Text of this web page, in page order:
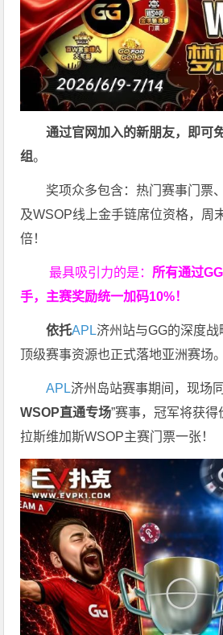
通过官网加入的新朋友，即可
组。
奖项众多包含：热门赛事门票
及WSOP线上金手链席位资格， 周
倍！
最具吸引力的是：所有通过GG
手，主赛奖励统一加码10%！
依托APL济州站与GG的深度
顶级赛事资源也正式落地亚洲赛场。
APL济州岛站赛事期间，现场
WSOP直通专场”赛事，冠军将获
拉斯维加斯WSOP主赛门票一张！